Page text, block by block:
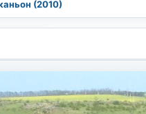
(2010)